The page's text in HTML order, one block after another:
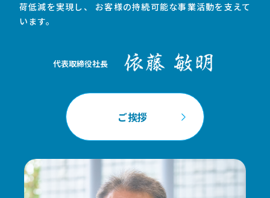
荷低減を実現し、
お客様の持続可能な事業活動を支えて
います。
代表取締役社長
ご挨拶